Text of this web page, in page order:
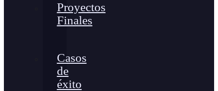
Proyectos
Finales
Casos
de
éxito